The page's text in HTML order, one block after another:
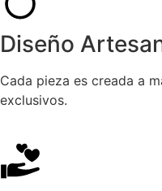
Diseño
Cada pieza es creada a
exclusivos.